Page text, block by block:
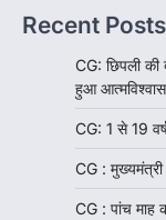
Recent Posts
CG: छिपली
हुआ आत्मविश्वास
CG: 1 से 19
CG : मुख्यमंत्री
CG : पांच माह